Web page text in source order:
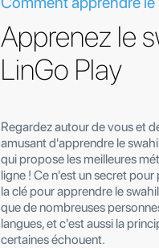
Apprenez le
LinGo Play
Regardez autour de vous et
amusant d'apprendre le
qui propose les meilleures
ligne ! Ce n'est un secret
la clé pour apprendre le
que de nombreuses
langues, et c'est aussi la
certaines échouent.